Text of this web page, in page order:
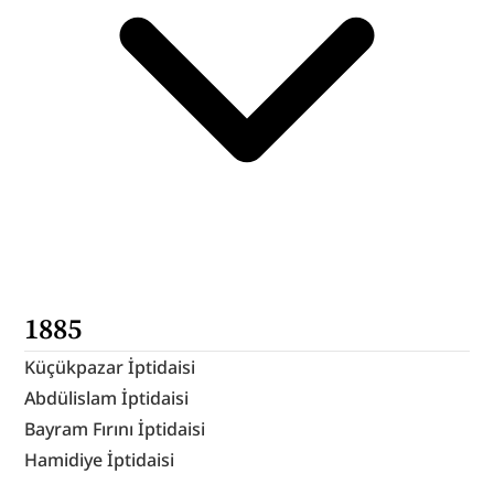
1885
Küçükpazar İptidaisi
Abdülislam İptidaisi
Bayram Fırını İptidaisi
Hamidiye İptidaisi